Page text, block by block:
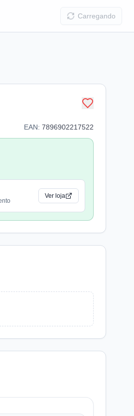
Carregando
EAN: 7896902217522
Ver loja